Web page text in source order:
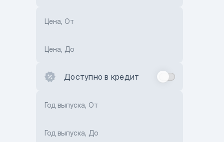
Цена, От
Цена, До
Доступно в кредит
Год выпуска, От
Год выпуска, До